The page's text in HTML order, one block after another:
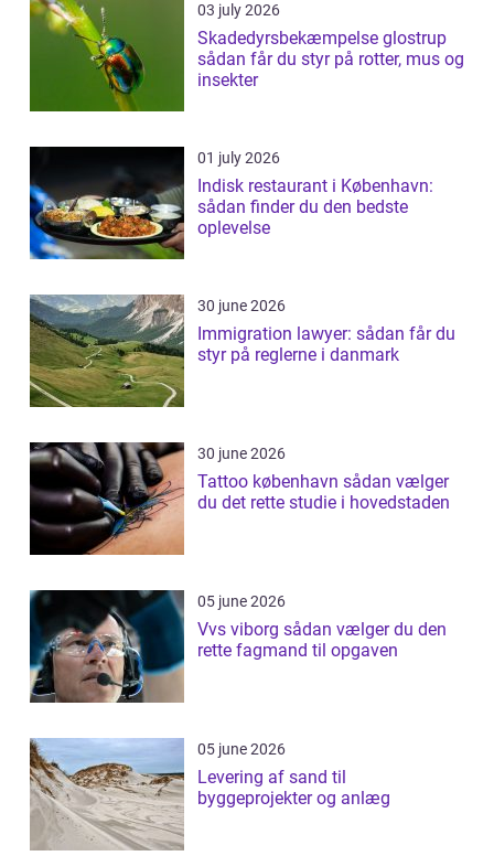
03 july 2026
Skadedyrsbekæmpelse glostrup
sådan får du styr på rotter, mus og
insekter
01 july 2026
Indisk restaurant i København:
sådan finder du den bedste
oplevelse
30 june 2026
Immigration lawyer: sådan får du
styr på reglerne i danmark
30 june 2026
Tattoo københavn sådan vælger
du det rette studie i hovedstaden
05 june 2026
Vvs viborg sådan vælger du den
rette fagmand til opgaven
05 june 2026
Levering af sand til
byggeprojekter og anlæg